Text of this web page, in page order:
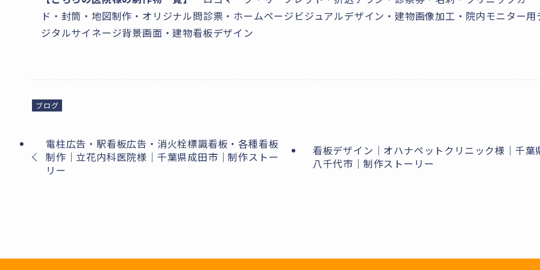
ド・封筒・地図制作・オリジナル問診票・ホームページビジュアルデザイン・建物画像加工・院内モニター用
ジタルサイネージ背景画面・建物看板デザイン
ブログ
電柱広告・駅看板広告・消火栓標識看板・各種看板
制作｜立花内科医院様｜千葉県成田市｜制作ストー
リー
看板デザイン｜オハナペットクリニック様｜千葉
八千代市｜制作ストーリー